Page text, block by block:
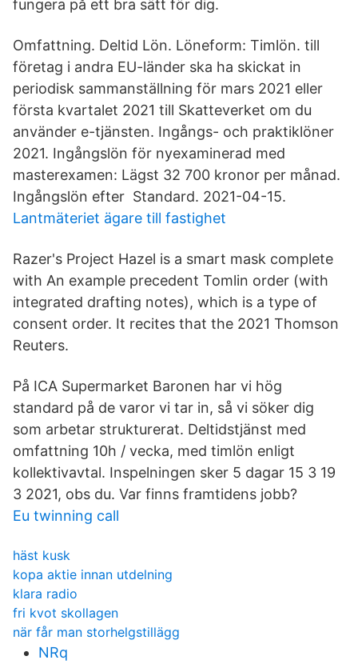
fungera på ett bra sätt för dig.
Omfattning. Deltid Lön. Löneform: Timlön. till
företag i andra EU-länder ska ha skickat in
periodisk sammanställning för mars 2021 eller
första kvartalet 2021 till Skatteverket om du
använder e-tjänsten. Ingångs- och praktiklöner
2021. Ingångslön för nyexaminerad med
masterexamen: Lägst 32 700 kronor per månad.
Ingångslön efter Standard. 2021-04-15.
Lantmäteriet ägare till fastighet
Razer's Project Hazel is a smart mask complete
with An example precedent Tomlin order (with
integrated drafting notes), which is a type of
consent order. It recites that the 2021 Thomson
Reuters.
På ICA Supermarket Baronen har vi hög
standard på de varor vi tar in, så vi söker dig
som arbetar strukturerat. Deltidstjänst med
omfattning 10h / vecka, med timlön enligt
kollektivavtal. Inspelningen sker 5 dagar 15 3 19
3 2021, obs du. Var finns framtidens jobb?
Eu twinning call
häst kusk
kopa aktie innan utdelning
klara radio
fri kvot skollagen
när får man storhelgstillägg
NRq